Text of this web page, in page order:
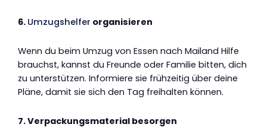
6. Umzugshelfer organisieren
Wenn du beim Umzug von Essen nach Mailand Hilfe
brauchst, kannst du Freunde oder Familie bitten, dich
zu unterstützen. Informiere sie frühzeitig über deine
Pläne, damit sie sich den Tag freihalten können.
7. Verpackungsmaterial besorgen